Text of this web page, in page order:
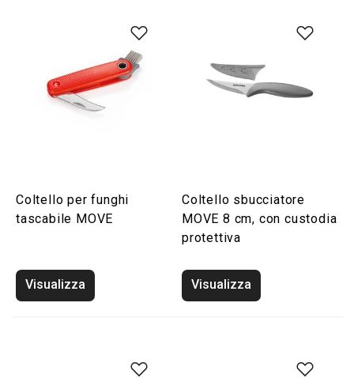
Coltello per funghi
tascabile MOVE
Visualizza
Coltello sbucciatore
MOVE 8 cm, con custodia
protettiva
Visualizza